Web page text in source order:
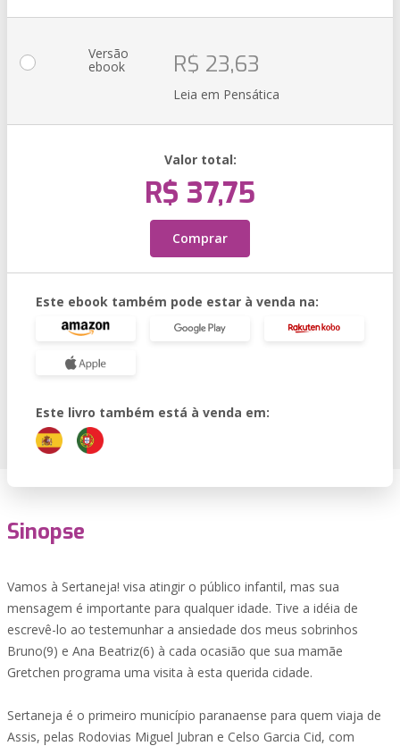
Versão
ebook R$ 23,63
Leia em Pensática
Valor total:
R$ 37,75
Comprar
Este ebook também pode estar à venda na:
Este livro também está à venda em:
Sinopse
Vamos à Sertaneja! visa atingir o público infantil, mas sua
mensagem é importante para qualquer idade. Tive a idéia de
escrevê-lo ao testemunhar a ansiedade dos meus sobrinhos
Bruno(9) e Ana Beatriz(6) à cada ocasião que sua mamãe
Gretchen programa uma visita à esta querida cidade.
Sertaneja é o primeiro município paranaense para quem viaja de
Assis, pelas Rodovias Miguel Jubran e Celso Garcia Cid, com